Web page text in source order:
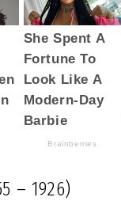
– 1926)